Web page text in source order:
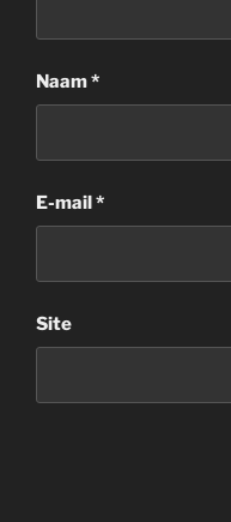
Naam*
E-mail*
Site